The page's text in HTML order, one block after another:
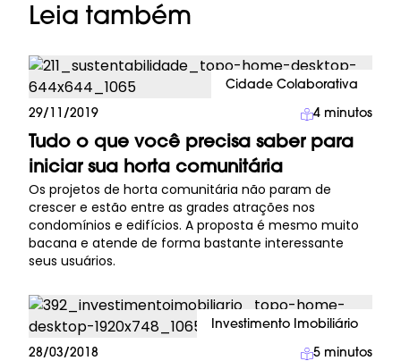
Leia também
Cidade Colaborativa
29/11/2019 4 minutos
Tudo o que você precisa saber para
iniciar sua horta comunitária
Os projetos de horta comunitária não param de
crescer e estão entre as grades atrações nos
condomínios e edifícios. A proposta é mesmo muito
bacana e atende de forma bastante interessante
seus usuários.
Investimento Imobiliário
28/03/2018 5 minutos